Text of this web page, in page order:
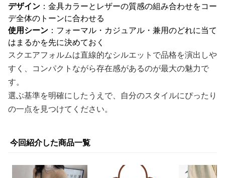
デザイン ：金具カラーとレザーの質感の組み合わせをコー
デ全体のトーンに合わせる
使用シーン ：フォーマル・カジュアル・兼用のどれに当て
はまるかを先に決めておく
スクエアフォルムは直線的なシルエットで品格を演出しや
すく、コンパクトながら存在感があるのが最大の魅力で
す。
選ぶ基準を明確にしたうえで、自分のスタイルにぴったり
の一点を見つけてください。
今回紹介した商品一覧